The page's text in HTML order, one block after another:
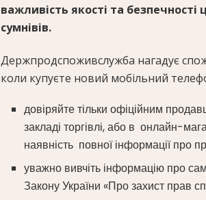
важливість якості та
сумнівів.
Держпродспоживслужба нагадує
коли купуєте новий мобільний
довіряйте тільки офіційним
закладі торгівлі, або в онлайн-
наявність повної інформації про
уважно вивчіть інформацію про
Закону України «Про захист прав